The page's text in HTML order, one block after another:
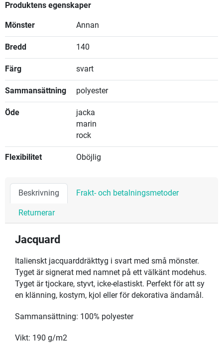
Produktens egenskaper
Mönster Annan
Bredd 140
Färg svart
Sammansättning polyester
Öde
jacka
marin
rock
Flexibilitet Oböjlig
Beskrivning Frakt- och betalningsmetoder
Returnerar
Jacquard
Italienskt jacquarddräkttyg i svart med små mönster.
Tyget är signerat med namnet på ett välkänt modehus.
Tyget är tjockare, styvt, icke-elastiskt. Perfekt för att sy
en klänning, kostym, kjol eller för dekorativa ändamål.
Sammansättning: 100% polyester
Vikt: 190 g/m2